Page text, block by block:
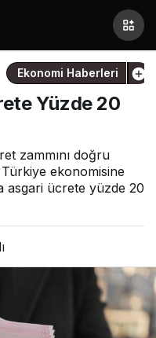
Ekonomi Haberleri
Yüzde 20
zammını doğru
ekonomisine
asgari ücrete yüzde 20